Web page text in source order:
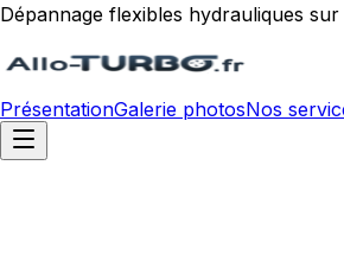
Dépannage flexibles hydrauliques
PrésentationGalerie photosNos